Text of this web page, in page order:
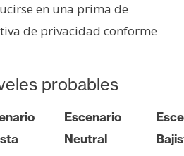
en una prima de
de privacidad conforme
probables
Escenario
Neutral